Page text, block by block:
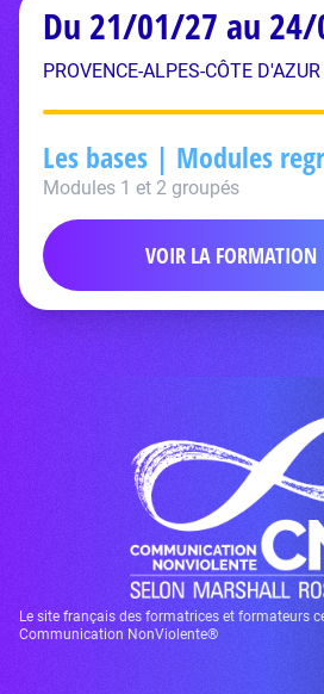
Du 21/01/27 au
PROVENCE-ALPES-CÔTE
Les bases | Modules
Modules 1 et 2 groupés
VOIR LA FORMATION
Le site français des formatrices et formateurs
Communication NonViolente®